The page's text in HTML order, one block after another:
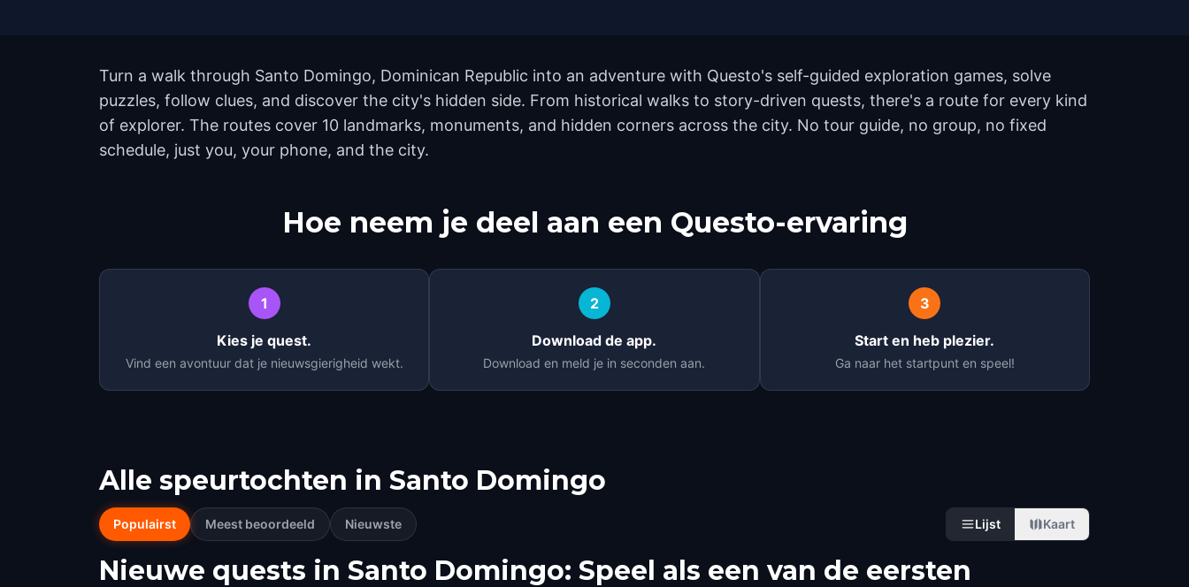
Turn a walk through Santo Domingo, Dominican Republic into an adventure with Questo's self-guided exploration games, solve
puzzles, follow clues, and discover the city's hidden side. From historical walks to story-driven quests, there's a route for every kind
of explorer. The routes cover 10 landmarks, monuments, and hidden corners across the city. No tour guide, no group, no fixed
schedule, just you, your phone, and the city.
Hoe neem je deel aan een Questo-ervaring
1
Kies je quest.
Vind een avontuur dat je nieuwsgierigheid wekt.
2
Download de app.
Download en meld je in seconden aan.
3
Start en heb plezier.
Ga naar het startpunt en speel!
Alle speurtochten in Santo Domingo
Populairst Meest beoordeeld Nieuwste Lijst Kaart
Nieuwe quests in Santo Domingo: Speel als een van de eersten